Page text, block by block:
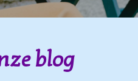
blog